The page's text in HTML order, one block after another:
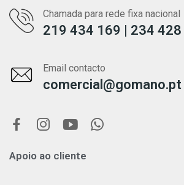
Chamada para rede fixa nacional
219 434 169 | 234
Email contacto
comercial@gomano.pt
Apoio ao cliente